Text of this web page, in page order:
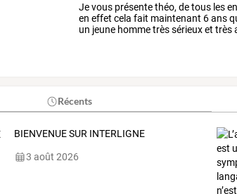
Jevous présentethéo, detous les
en effet cela fait maintenant 6ans
un jeune hommetrèssérieuxet très
Récents
BIENVENUE SUR INTERLIGNE
3 août 2026